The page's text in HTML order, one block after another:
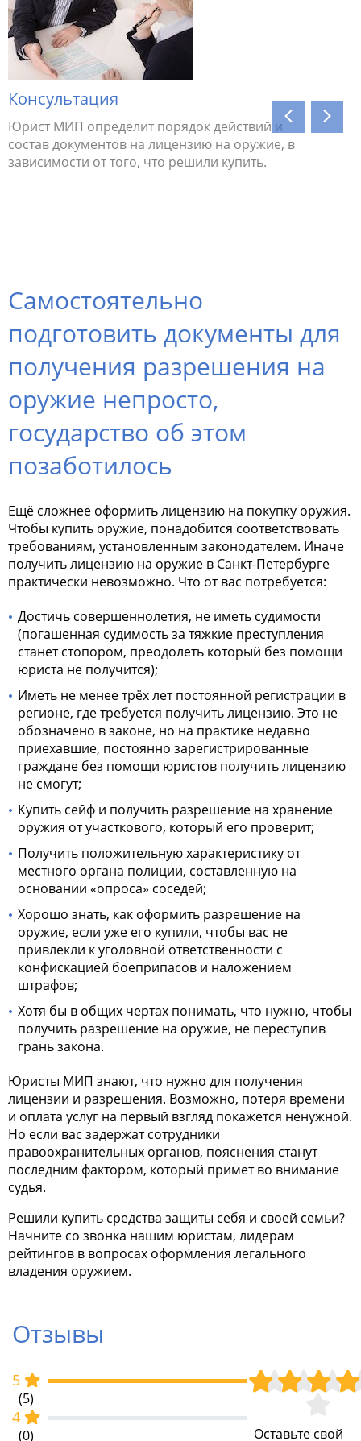
Консультация
Юрист МИП определит порядок действий и
состав документов на лицензию на оружие, в
зависимости от того, что решили купить.
Самостоятельно
подготовить документы для
получения разрешения на
оружие непросто,
государство об этом
позаботилось
Ещё сложнее оформитьлицензию на покупку оружия.
Чтобы купить оружие, понадобится соответствовать
требованиям, установленным законодателем. Иначе
получить лицензию на оружие в Санкт-Петербурге
практически невозможно. Что от вас потребуется:
Достичь совершеннолетия, не иметь судимости
(погашенная судимость за тяжкие преступления
станет стопором, преодолеть который без помощи
юриста не получится);
Иметь не менее трёх лет постоянной регистрации в
регионе, где требуется получить лицензию. Это не
обозначено в законе, но на практике недавно
приехавшие, постоянно зарегистрированные
граждане без помощи юристов получить лицензию
не смогут;
Купить сейф и получить разрешение на хранение
оружия от участкового, который его проверит;
Получить положительную характеристику от
местного органа полиции, составленную на
основании «опроса» соседей;
Хорошо знать, как оформить разрешение на
оружие, если уже его купили, чтобы вас не
привлекли к уголовной ответственности с
конфискацией боеприпасов и наложением
штрафов;
Хотя бы в общих чертах понимать, что нужно, чтобы
получить разрешение на оружие, не переступив
грань закона.
Юристы МИП знают, что нужно для получения
лицензии и разрешения. Возможно, потеря времени
и оплата услуг на первый взгляд покажется ненужной.
Но если вас задержат сотрудники
правоохранительных органов, пояснения станут
последним фактором, который примет во внимание
судья.
Решили купить средства защиты себя и своей семьи?
Начните со звонка нашим юристам, лидерам
рейтингов в вопросах оформления легального
владения оружием.
Отзывы
5
(5)
4
(0)
Оставьте свой